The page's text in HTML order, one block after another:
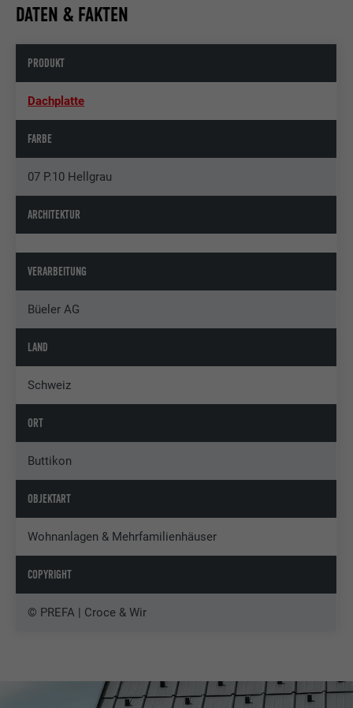
DATEN & FAKTEN
PRODUKT
Dachplatte
FARBE
07 P.10 Hellgrau
ARCHITEKTUR
VERARBEITUNG
Büeler AG
LAND
Schweiz
ORT
Buttikon
OBJEKTART
Wohnanlagen & Mehrfamilienhäuser
COPYRIGHT
© PREFA | Croce & Wir